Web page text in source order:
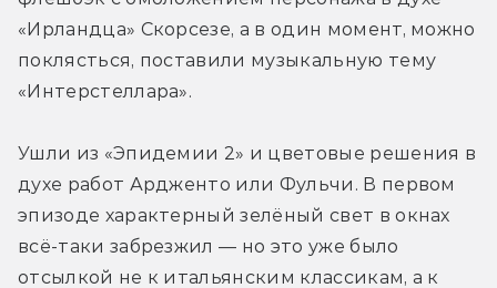
«Ирландца» Скорсезе, а в один момент, можно
поклясться, поставили музыкальную тему
«Интерстеллара».
Ушли из «Эпидемии 2» и цветовые решения в
духе работ Ардженто или Фульчи. В первом
эпизоде характерный зелёный свет в окнах
всё-таки забрезжил — но это уже было
отсылкой не к итальянским классикам, а к